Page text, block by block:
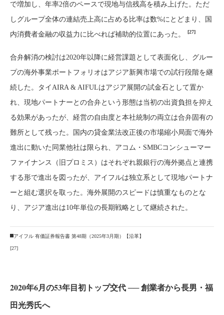
で増加し、年率2倍のペースで現地与信残高を積み上げた。ただ
しグループ全体の連結売上高に占める比率は数%にとどまり、国
内消費者金融の収益力に比べれば補助的位置にあった。
[27]
合弁解消の検討は2020年以降に経営課題として表面化し、グルー
プの海外事業ポートフォリオはアジア新興市場での試行段階を継
続した。タイAIRA & AIFULはアジア展開の試金石として置か
れ、現地パートナーとの合弁という形態は当初の出資負担を抑え
る効果があったが、経営の自由度と本社統制の両立は合弁固有の
難所として残った。国内の貸金業法改正後の市場縮小局面で海外
進出に動いた同業他社は限られ、アコム・SMBCコンシューマー
ファイナンス（旧プロミス）はそれぞれ親銀行の海外拠点と連携
する形で進出を図ったが、アイフルは独立系として現地パートナ
ーと組む選択を取った。海外展開のスピードは慎重なものとな
り、アジア進出は10年単位の長期戦略として継続された。
アイフル 有価証券報告書 第48期（2025年3月期）【沿革】
[27]
2020年6月の53年目初トップ交代 ── 創業者から長男・福
田光秀氏へ